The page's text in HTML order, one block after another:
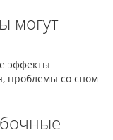
могут
эффекты
проблемы со сном